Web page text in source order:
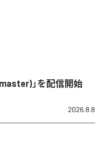
」を配信開始
2026.8.8